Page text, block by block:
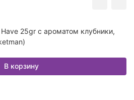
25gr с ароматом клубники,
В корзину